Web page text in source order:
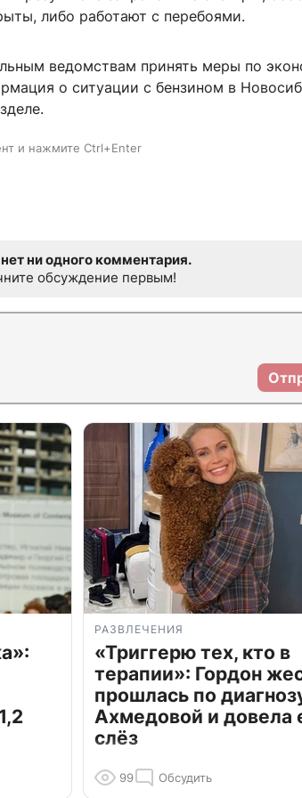
либо работают с перебоями.
ведомствам принять меры по
о ситуации с бензином в
и нажмите Ctrl+Enter
ни одного комментария.
обсуждение первым!
РАЗВЛЕЧЕНИЯ
«Триггерю тех, кто в
терапии»: Гордон
прошлась по
Ахмедовой и довела
слёз
99 Обсудить